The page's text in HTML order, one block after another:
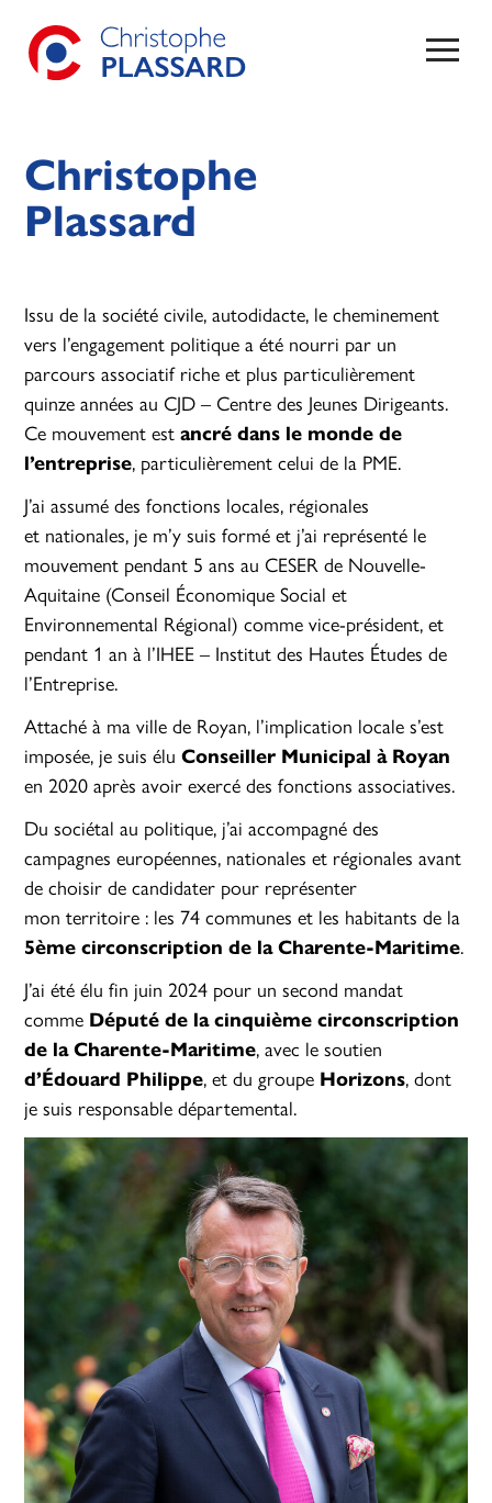
Christophe
Plassard
Issu de la société civile, autodidacte, le cheminement
vers l’engagement politique a été nourri par un
parcours associatif riche et plus particulièrement
quinze années au CJD – Centre des Jeunes Dirigeants.
Ce mouvement estancré dans le monde de
l’entreprise, particulièrement celui de la PME.
J’ai assumé des fonctions locales, régionales
et nationales, je m’y suis formé et j’ai représenté le
mouvement pendant 5 ans au CESER de Nouvelle-
Aquitaine (Conseil Économique Social et
Environnemental Régional) comme vice-président, et
pendant 1 an à l’IHEE – Institut des Hautes Études de
l’Entreprise.
Attaché à ma ville de Royan, l’implication locale s’est
imposée, je suis éluConseiller Municipal à Royan
en 2020 après avoir exercé des fonctions associatives.
Du sociétal au politique, j’ai accompagné des
campagnes européennes, nationales et régionales avant
de choisir de candidater pour représenter
mon territoire : les 74 communes et les habitants de la
5ème circonscription de la Charente-Maritime.
J’ai été élu fin juin 2024 pour un second mandat
comme Député de la cinquième circonscription
de la Charente-Maritime, avec le soutien
d’Édouard Philippe, et du groupe Horizons, dont
je suis responsable départemental.